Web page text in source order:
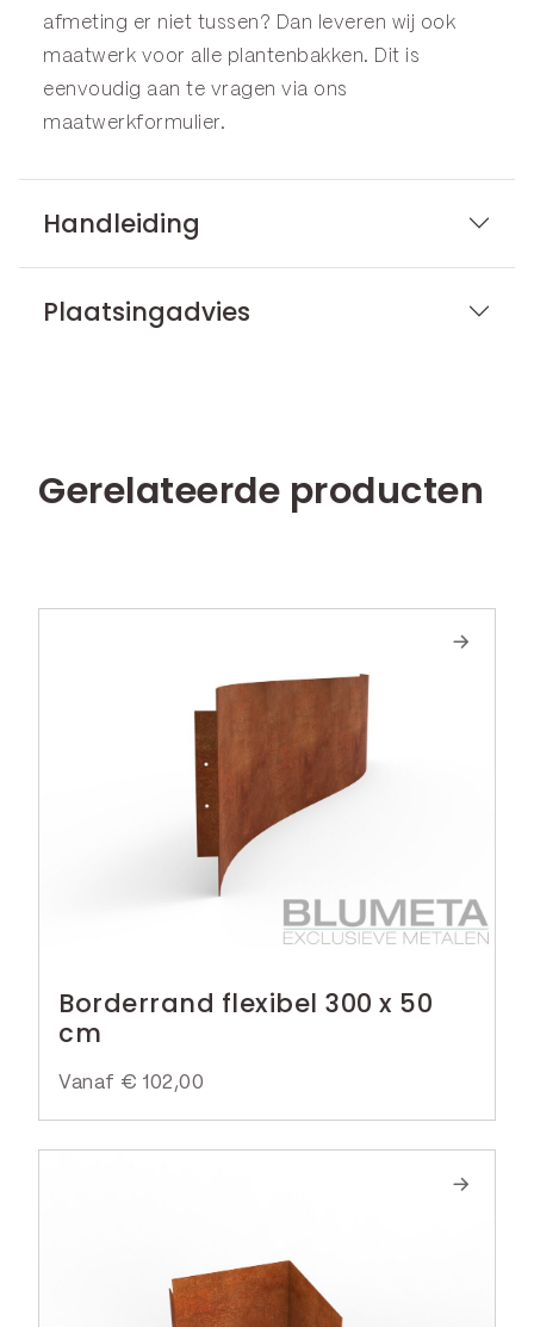
afmeting er niet tussen? Dan leveren wij ook
maatwerk voor alle plantenbakken. Dit is
eenvoudig aan te vragen via ons
maatwerkformulier.
Handleiding
Plaatsingadvies
Gerelateerde producten
Borderrand flexibel 300 x 50
cm
Vanaf € 102,00